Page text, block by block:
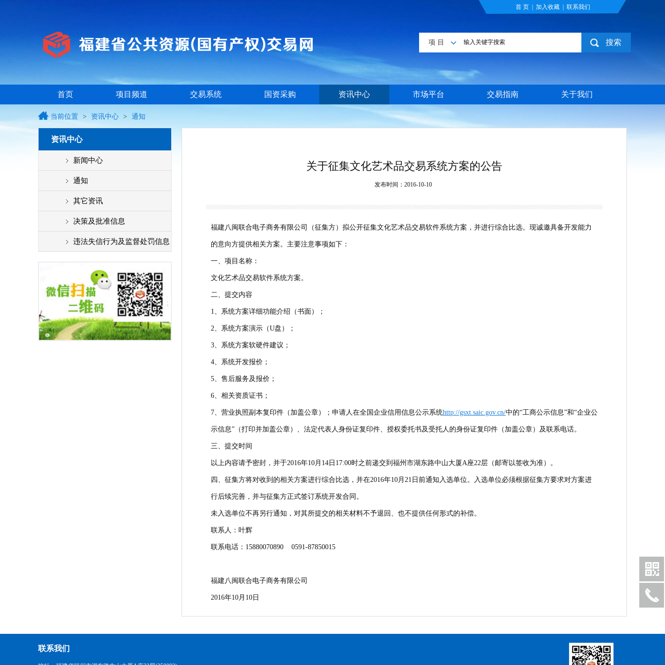
首 页 加入收藏 联系我们
项 目 搜索
首页 项目频道 交易系统 国资采购 资讯中心 市场平台 交易指南 关于我们
当前位置 > 资讯中心 > 通知
资讯中心
新闻中心
通知
其它资讯
决策及批准信息
违法失信行为及监督处罚信息
关于征集文化艺术品交易系统方案的公告
发布时间： 2016-10-10
福建八闽联合电子商务有限公司（征集方）拟公开征集文化艺术品交易软件系统方案，并进行综合比选。现诚邀具备开发能力
的意向方提供相关方案。主要注意事项如下：
一、项目名称：
文化艺术品交易软件系统方案。
二、提交内容
1、系统方案详细功能介绍（书面）；
2、系统方案演示（U盘）；
3、系统方案软硬件建议；
4、系统开发报价；
5、售后服务及报价；
6、相关资质证书；
7、营业执照副本复印件（加盖公章）；申请人在全国企业信用信息公示系统http://gsxt.saic.gov.cn/中的“工商公示信息”和“企业公
示信息”（打印并加盖公章）、法定代表人身份证复印件、授权委托书及受托人的身份证复印件（加盖公章）及联系电话。
三、提交时间
以上内容请予密封，并于2016年10月14日17:00时之前递交到福州市湖东路中山大厦A座22层（邮寄以签收为准）。
四、征集方将对收到的相关方案进行综合比选，并在2016年10月21日前通知入选单位。入选单位必须根据征集方要求对方案进
行后续完善，并与征集方正式签订系统开发合同。
未入选单位不再另行通知，对其所提交的相关材料不予退回、也不提供任何形式的补偿。
联系人：叶辉
联系电话：15880070890 0591-87850015
福建八闽联合电子商务有限公司
2016年10月10日
联系我们